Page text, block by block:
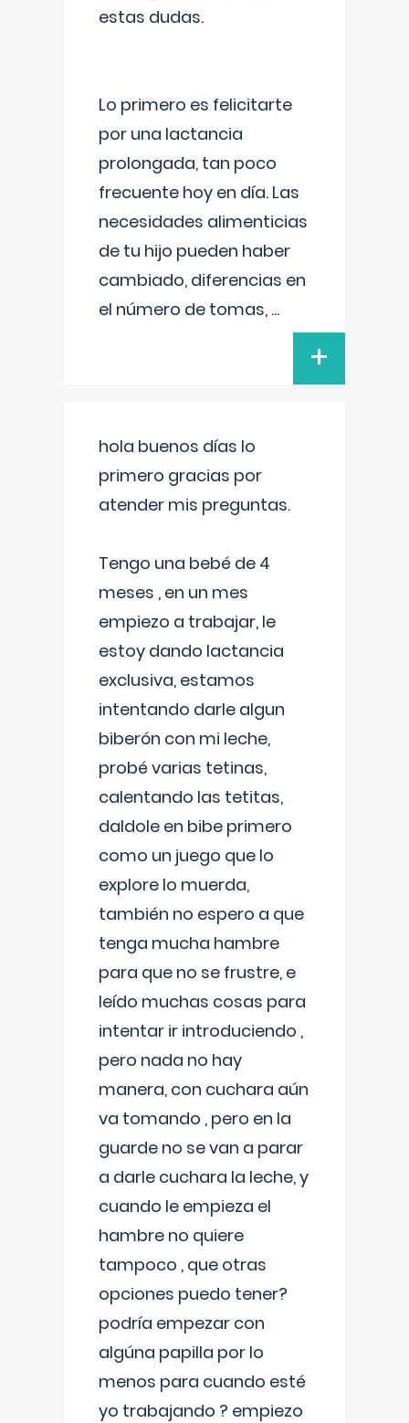
estas dudas.
Lo primero es felicitarte
por una lactancia
prolongada, tan poco
frecuente hoy en día. Las
necesidades alimenticias
de tu hijo pueden haber
cambiado, diferencias en
el número de tomas, ...
+
hola buenos días lo
primero gracias por
atender mis preguntas.
Tengo una bebé de 4
meses , en un mes
empiezo a trabajar, le
estoy dando lactancia
exclusiva, estamos
intentando darle algun
biberón con mi leche,
probé varias tetinas,
calentando las tetitas,
daldole en bibe primero
como un juego que lo
explore lo muerda,
también no espero a que
tenga mucha hambre
para que no se frustre, e
leído muchas cosas para
intentar ir introduciendo ,
pero nada no hay
manera, con cuchara aún
va tomando , pero en la
guarde no se van a parar
a darle cuchara la leche, y
cuando le empieza el
hambre no quiere
tampoco , que otras
opciones puedo tener?
podría empezar con
algúna papilla por lo
menos para cuando esté
yo trabajando ? empiezo